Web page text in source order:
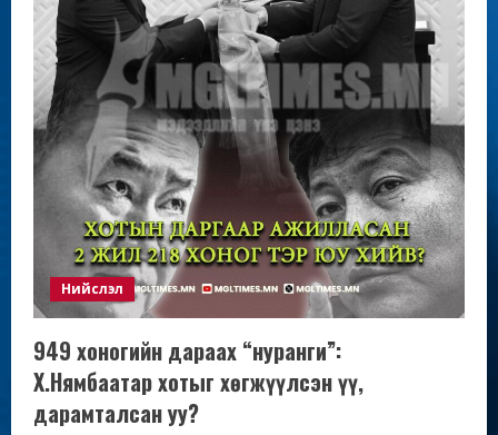
Нийслэл
949 хоногийн дараах “нуранги”:
Х.Нямбаатар хотыг хөгжүүлсэн үү,
дарамталсан уу?